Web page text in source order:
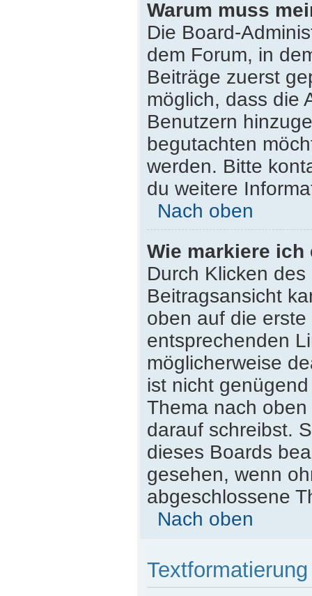
Warum muss
Die Board-
dem Forum, in
Beiträge zuerst
möglich, dass die
Benutzern
begutachten
werden. Bitte
du weitere
Nach oben
Wie markiere ich
Durch Klicken des
Beitragsansicht
oben auf die
entsprechenden
möglicherweise
ist nicht
Thema nach
darauf schreibst.
dieses Boards
gesehen, wenn
abgeschlossene
Nach oben